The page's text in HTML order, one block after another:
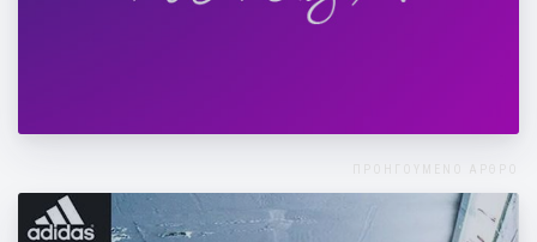
ΠΡΟΗΓΟΥΜΕΝΟ ΑΡΘΡΟ